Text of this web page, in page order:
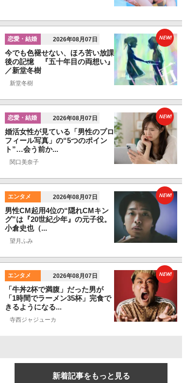
恋愛・結婚 2026年08月07日
今でも色褪せない、ほろ苦い放課
後の記憶 『五十年目の両想い』
／新堂冬樹
新堂冬樹
NEW!
恋愛・結婚 2026年08月07日
婚活女性が見ている「男性のプロ
フィール写真」の“5つのポイン
ト”…会う前か...
関口美奈子
NEW!
エンタメ 2026年08月07日
男性CM起用4位の“隠れCMキン
グ”は『20世紀少年』の元子役。
小倉史也（...
望月ふみ
NEW!
エンタメ 2026年08月07日
「牛丼2杯で満腹」だった男が
「1時間でラーメン35杯」完食で
きるようになる...
寺西ジャジューカ
NEW!
新着記事をもっと見る